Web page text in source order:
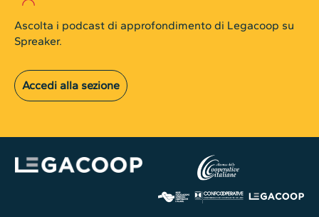
Ascolta i podcast di approfondimento di Legacoop su
Spreaker.
Accedi alla sezione